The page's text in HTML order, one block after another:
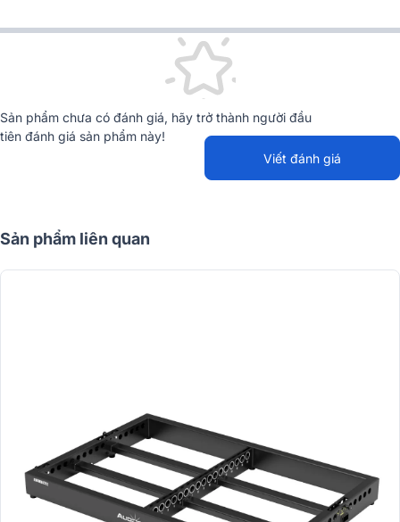
Hình ảnh thực tế của Giá treo loa array Audiocenter
Sản phẩm chưa có đánh giá, hãy trở thành người đầu
tiên đánh giá sản phẩm này!
Viết đánh giá
Sản phẩm liên quan